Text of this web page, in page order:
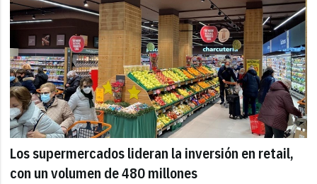
Los supermercados lideran la inversión en retail,
con un volumen de 480 millones